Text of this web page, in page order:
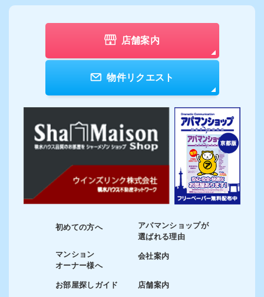
店舗案内
物件リクエスト
初めての方へ
マンション
オーナー様へ
お部屋探しガイド
アパマンショップが
選ばれる理由
会社案内
店舗案内